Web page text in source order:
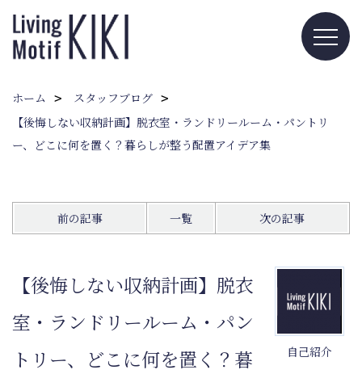
ホーム
スタッフブログ
【後悔しない収納計画】脱衣室・ランドリールーム・パントリ
ー、どこに何を置く？暮らしが整う配置アイデア集
前の記事 一覧 次の記事
自己紹介
【後悔しない収納計画】脱衣
室・ランドリールーム・パン
トリー、どこに何を置く？暮